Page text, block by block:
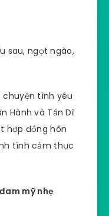
sau, ngọt ngào,
chuyện tình yêu
Hành và Tần Dĩ
hợp đồng hôn
tình cảm thực
mỹ nhẹ